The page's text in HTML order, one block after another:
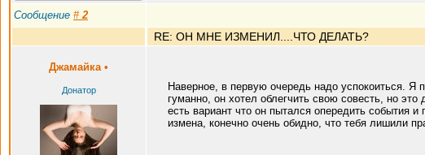
Сообщение #2
RE: ОН МНЕ ИЗМЕНИЛ....ЧТО ДЕЛАТЬ?
Джамайка •
Донатор
Наверное, в первую очередь надо успокоиться.
гуманно, он хотел облегчить свою совесть, но
есть вариант что он пытался опередить события
измена, конечно очень обидно, что тебя лишили